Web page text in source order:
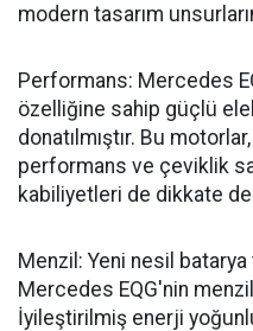
modern tasarım
Performans: Mercedes
özelliğine sahip güçlü
donatılmıştır. Bu
performans ve çeviklik
kabiliyetleri de dikkate
Menzil: Yeni nesil
Mercedes EQG'nin
İyileştirilmiş enerji